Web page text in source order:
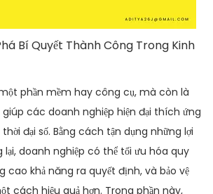
phần mềm hay công cụ, mà còn là
các doanh nghiệp hiện đại thích ứng
đại số. Bằng cách tận dụng những lợi
doanh nghiệp có thể tối ưu hóa quy
cao khả năng ra quyết định, và bảo vệ
cách hiệu quả hơn. Trong phần này,